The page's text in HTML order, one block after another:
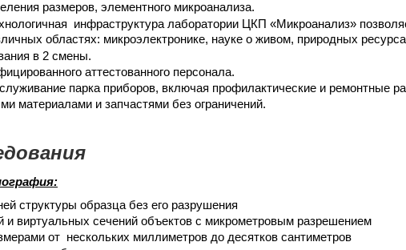
размеров, элементного микроанализа.
инфраструктура лаборатории ЦКП «Микроанализ»
областях: микроэлектронике, науке о живом, природных
в 2 смены.
аттестованного персонала.
парка приборов, включая профилактические и ремонтные
материалами и запчастями без ограничений.
структуры образца без его разрушения
и виртуальных сечений объектов с микрометровым разрешением
от нескольких миллиметров до десятков сантиметров